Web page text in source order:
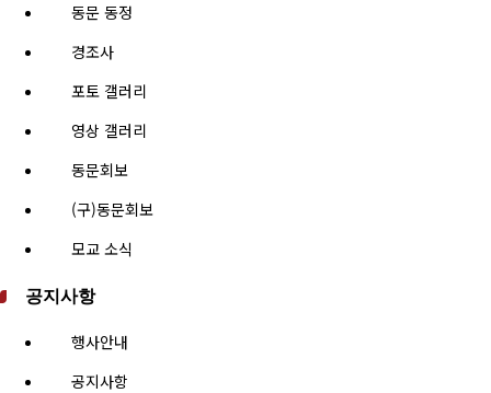
동문 동정
경조사
포토 갤러리
영상 갤러리
동문회보
(구)동문회보
모교 소식
공지사항
행사안내
공지사항